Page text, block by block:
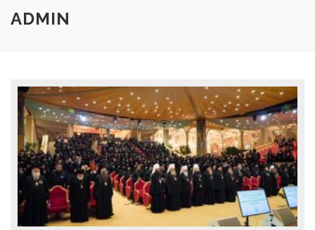
ГАЛЕРЕИ ЦЕРКОВНАЯ ЛАВКА
ПРИНИМАЕМ ПОЖЕРТВОВАНИЯ КОНТАКТЫ
ИЗРЕЧЕНИЯ СВЯТЫХ ОТЦОВ АРХИВ
ADMIN